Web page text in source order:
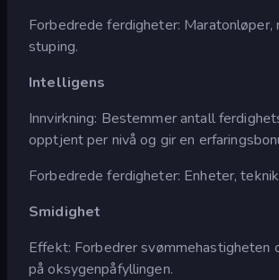
Forbedrede ferdigheter: Maratonløper,
stuping.
Intelligens
Innvirkning: Bestemmer antall
opptjent per nivå og gir en
Forbedrede ferdigheter: Enheter,
Smidighet
Effekt: Forbedrer svømmehastigheten
på oksygenpåfyllingen.